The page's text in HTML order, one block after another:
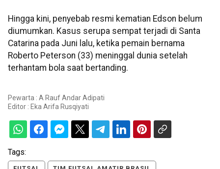
Hingga kini, penyebab resmi kematian Edson belum
diumumkan. Kasus serupa sempat terjadi di Santa
Catarina pada Juni lalu, ketika pemain bernama
Roberto Peterson (33) meninggal dunia setelah
terhantam bola saat bertanding.
Pewarta : A Rauf Andar Adipati
Editor : Eka Arifa Rusqiyati
Tags: